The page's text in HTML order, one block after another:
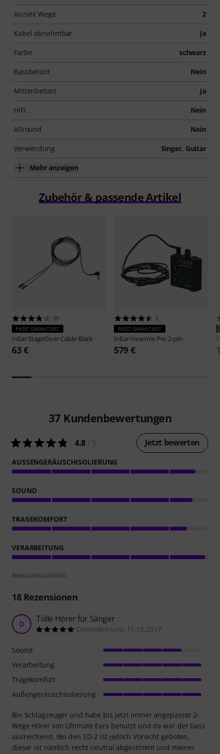
Anzahl Wege 2
Kabel abnehmbar Ja
Farbe schwarz
Bassbetont Nein
Mittenbetont Ja
HiFi Nein
Allround Nein
Verwendung Singer, Guitar
Mehr anzeigen
Zubehör & passende Artikel
29
PASST GARANTIERT
InEarStageDiver Cable Black
63 €
2
PASST GARANTIERT
InEarHearmix Pro 2-pin
579 €
37 Kundenbewertungen
4.8 Jetzt bewerten
AUSSENGERÄUSCHISOLIERUNG
SOUND
TRAGEKOMFORT
VERARBEITUNG
Bewertungsrichtlinien
18Rezensionen
D Tolle Hörer für Sänger
Dominikdrums 11.12.2017
Bin Schlagzeuger und habe bis jetzt immer angepasste 2-
Wege Hörer von Ultimate Ears benutzt und da war der bass
ausreichend. Bei den SD-2 ist jedoch Vorsicht geboten,
dieser ist nämlich recht neutral abgestimmt und meiner
Sound
Verarbeitung
Tragekomfort
Außengeräuschisolierung